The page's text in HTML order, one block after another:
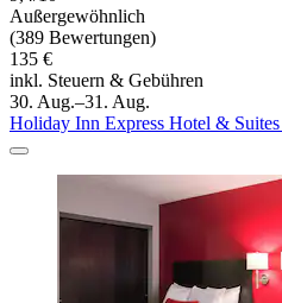
Außergewöhnlich
(389 Bewertungen)
135 €
inkl. Steuern & Gebühren
30. Aug.–31. Aug.
Holiday Inn Express Hotel &